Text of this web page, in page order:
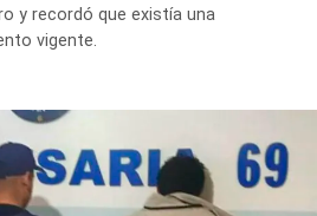
y recordó que existía una
vigente.